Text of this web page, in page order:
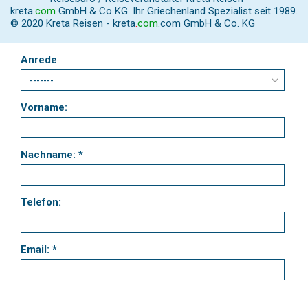
kreta.com GmbH & Co KG. Ihr Griechenland Spezialist seit 1989.
© 2020 Kreta Reisen - kreta.com.com GmbH & Co. KG
Anrede
Vorname:
Nachname: *
Telefon:
Email: *